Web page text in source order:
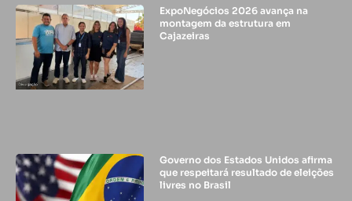
ExpoNegócios 2026 avança na
montagem da estrutura em
Cajazeiras
Governo dos Estados Unidos afirma
que respeitará resultado de eleições
livres no Brasil